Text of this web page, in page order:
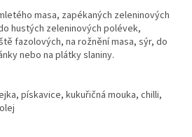
masa, zapékaných zeleninových
hustých zeleninových polévek,
fazolových, na rožnění masa, sýr, do
nebo na plátky slaniny.
pískavice, kukuřičná mouka, chilli,